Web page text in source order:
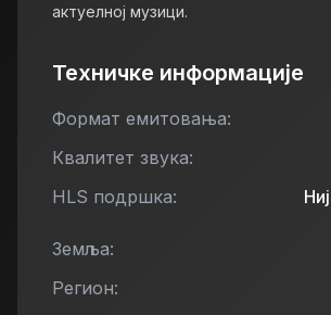
актуелној музици.
Техничке информације
Формат емитовања:
Квалитет звука:
HLS подршка:
Земља:
Регион: